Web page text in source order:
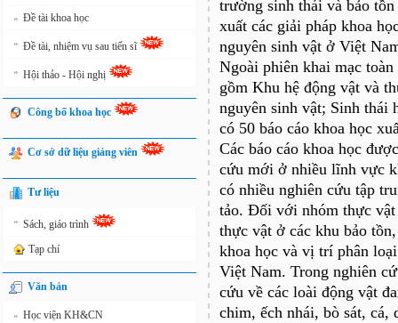
» Đề tài khoa học
» Đề tài, nhiệm vụ sau tiến sĩ
» Hội thảo - Hội nghị
Công bố khoa học
Cơ sở dữ liệu giảng viên
Tư liệu
» Sách, giáo trình
Tạp chí
Văn bản
» Học viện KH&CN
trường sinh thái và bảo
xuất các giải pháp khoa
nguyên sinh vật ở Việt
Ngoài phiên khai mạc
gồm Khu hệ động vật và
nguyên sinh vật; Sinh thái
có 50 báo cáo khoa học
Các báo cáo khoa học
cứu mới ở nhiều lĩnh vực
có nhiều nghiên cứu tập
tảo. Đối với nhóm thực vật
thực vật ở các khu bảo
khoa học và vị trí phân
Việt Nam. Trong nghiên
cứu về các loài động vật
chim, ếch nhái, bò sát,